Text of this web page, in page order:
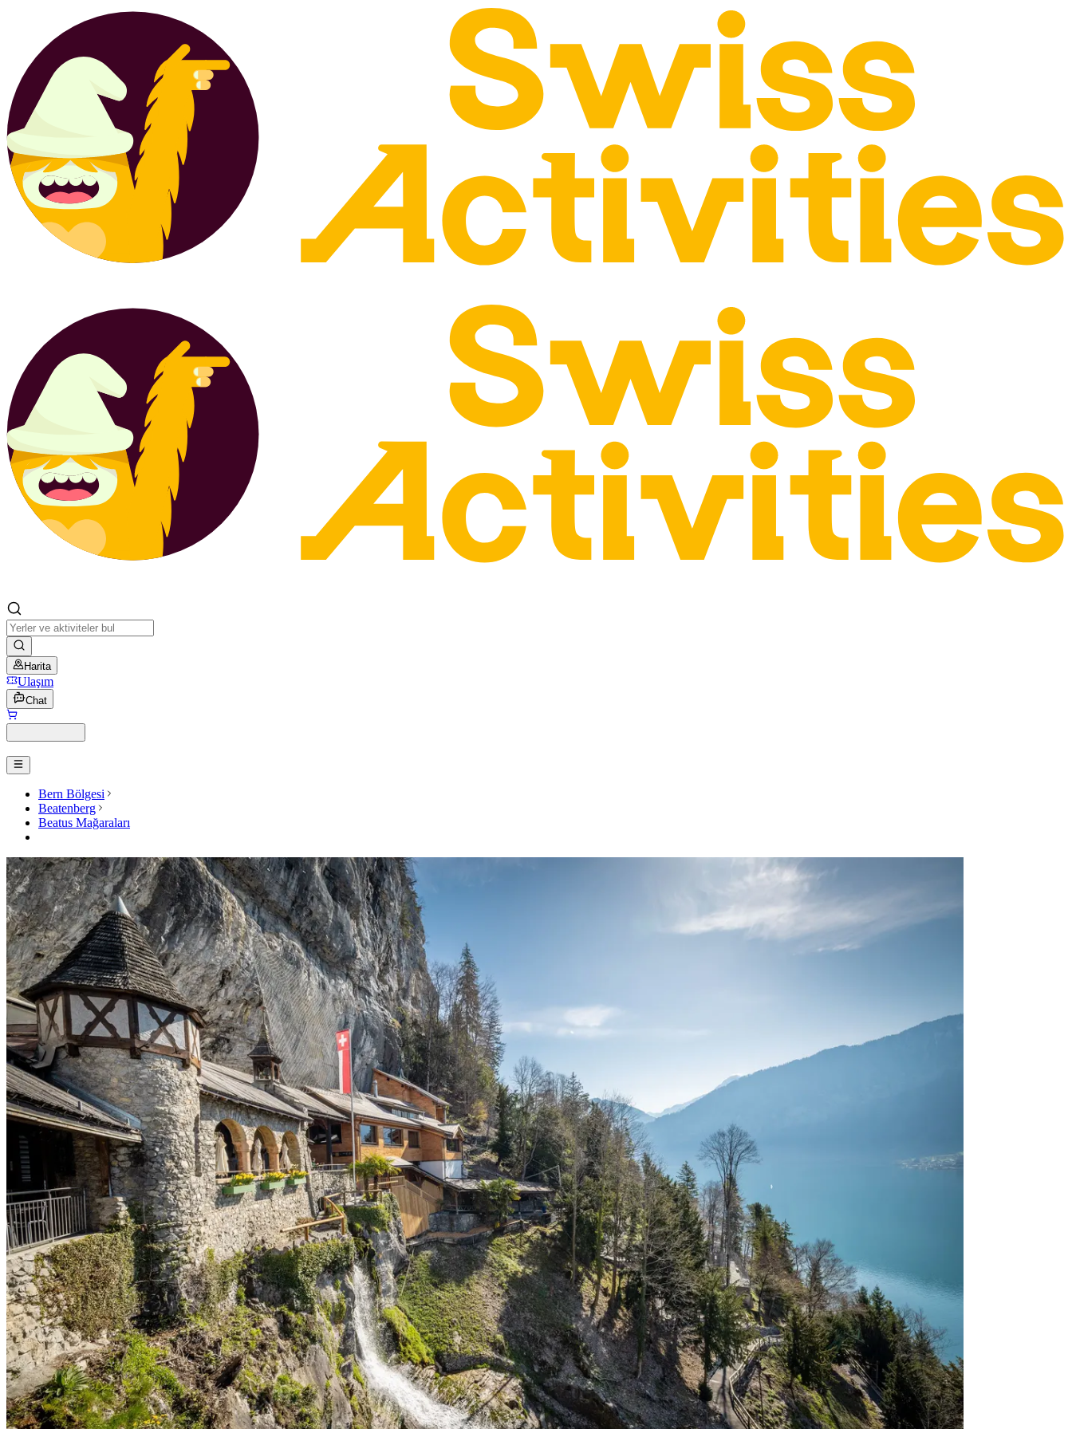
Harita
Ulaşım
Chat
Bern Bölgesi
Beatenberg
Beatus Mağaraları